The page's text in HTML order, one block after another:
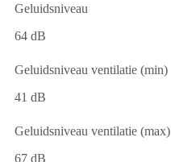
Geluidsniveau
64 dB
Geluidsniveau ventilatie (min)
41 dB
Geluidsniveau ventilatie (max)
67 dB